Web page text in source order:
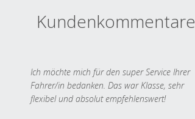
Kundenkommentare
Ich möchte mich für den super Service Ihrer
Fahrer/in bedanken. Das war Klasse, sehr
flexibel und absolut empfehlenswert!